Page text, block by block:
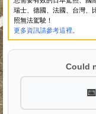
瑞士、德國、法國、台灣、
照無法駕駛！
更多資訊請參考這裡。
Could